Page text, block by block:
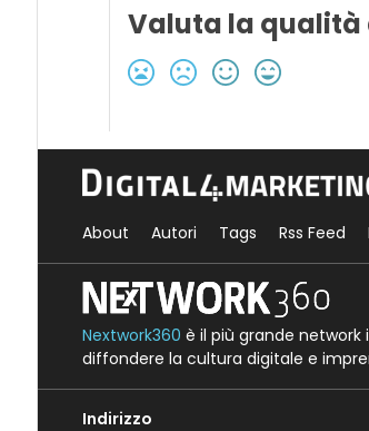
Valuta la qualità
About Autori Tags Rss Feed
Nextwork360 è il più grande network
diffondere la cultura digitale e
Indirizzo